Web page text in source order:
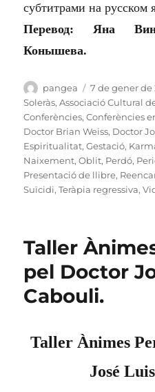
субтитрами на русском
Перевод: Яна
Конышева.
Autor
pangea
Publicat
el
7 de gener de
Soleràs,Associació Cultural
Conferències,Conferències
Doctor Brian Weiss, Doctor
Espiritualitat,Gestació,
Naixement,Oblit, Perdó,
Presentació de llibre,
Suïcidi,Teràpia regressiva,
Taller
pel Doctor
Cabouli.
Taller Ànimes
José